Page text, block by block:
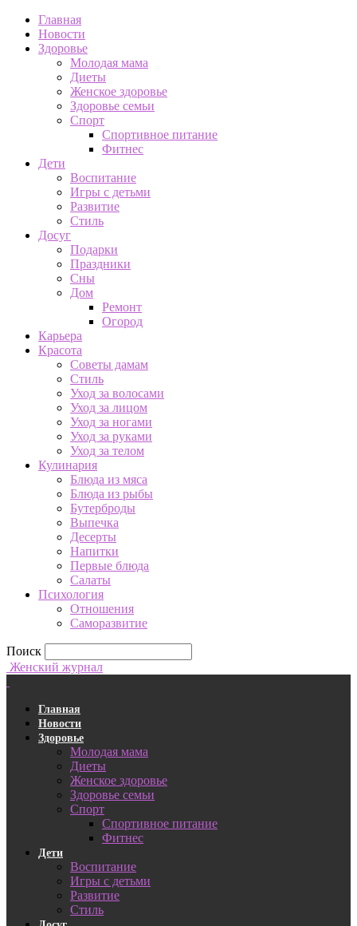
Главная
Новости
Здоровье
Молодая мама
Диеты
Женское здоровье
Здоровье семьи
Спорт
Спортивное питание
Фитнес
Дети
Воспитание
Игры с детьми
Развитие
Стиль
Досуг
Подарки
Праздники
Сны
Дом
Ремонт
Огород
Карьера
Красота
Советы дамам
Стиль
Уход за волосами
Уход за лицом
Уход за ногами
Уход за руками
Уход за телом
Кулинария
Блюда из мяса
Блюда из рыбы
Бутерброды
Выпечка
Десерты
Напитки
Первые блюда
Салаты
Психология
Отношения
Саморазвитие
Поиск
Женский журнал
Главная
Новости
Здоровье
Молодая мама
Диеты
Женское здоровье
Здоровье семьи
Спорт
Спортивное питание
Фитнес
Дети
Воспитание
Игры с детьми
Развитие
Стиль